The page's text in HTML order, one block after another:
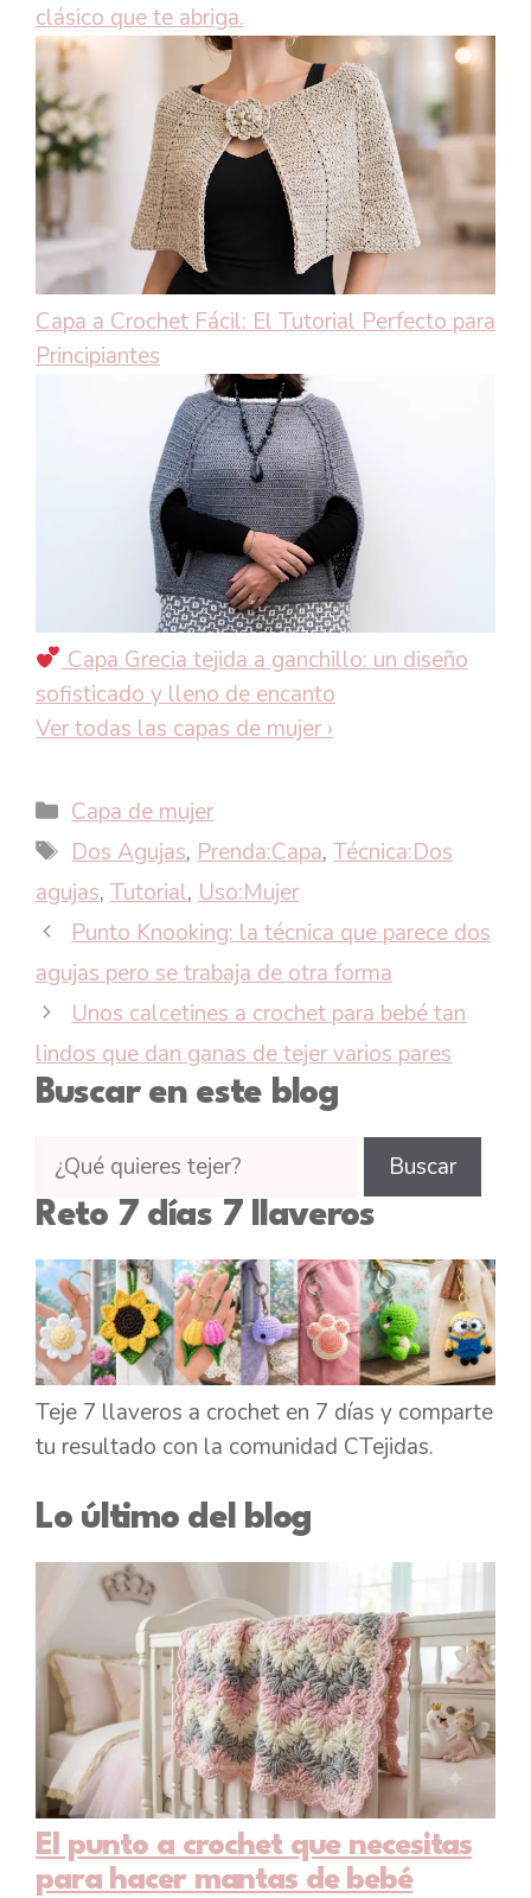
clásico que te abriga.
Capa a Crochet Fácil: El Tutorial Perfecto para
Principiantes
Capa Grecia tejida a ganchillo: un diseño
sofisticado y lleno de encanto
Ver todas las capas de mujer ›
Categorías
Capa de mujer
Etiquetas
Dos Agujas, Prenda:Capa,Técnica:Dos
agujas, Tutorial, Uso:Mujer
Punto Knooking: la técnica que parece dos
agujas pero se trabaja de otra forma
Unos calcetines a crochet para bebé tan
lindos que dan ganas de tejer varios pares
Buscar en este blog
Buscar
tutoriales
en
CTejidas
Buscar
Reto 7 días 7 llaveros
Teje 7 llaveros a crochet en 7 días y comparte
tu resultado con la comunidad CTejidas.
Lo último del blog
El punto a crochet que necesitas
para hacer mantas de bebé